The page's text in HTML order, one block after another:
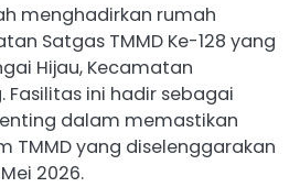
menghadirkan rumah
Satgas TMMD Ke-128 yang
Hijau, Kecamatan
Fasilitas ini hadir sebagai
dalam memastikan
TMMD yang diselenggarakan
2026.